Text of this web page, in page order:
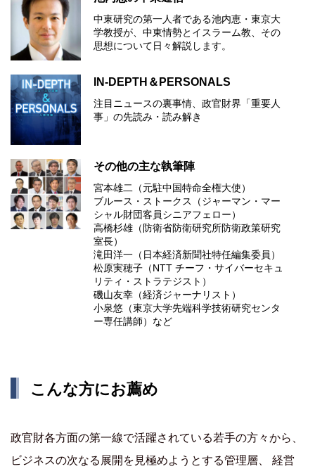
中東研究の第⼀⼈者である池内恵・東京⼤
学教授が、中東情勢とイスラーム教、その
思想について⽇々解説します。
IN-DEPTH＆PERSONALS
注目ニュースの裏事情、政官財界「重要人
事」の先読み・読み解き
その他の主な執筆陣
宮本雄二（元駐中国特命全権大使）
ブルース・ストークス（ジャーマン・マー
シャル財団客員シニアフェロー）
高橋杉雄（防衛省防衛研究所防衛政策研究
室長）
滝田洋一（日本経済新聞社特任編集委員）
松原実穂子（NTT チーフ・サイバーセキュ
リティ・ストラテジスト）
磯山友幸（経済ジャーナリスト）
小泉悠（東京大学先端科学技術研究センタ
ー専任講師）など
こんな方にお薦め
政官財各方面の第一線で活躍されている若手の方々から、
ビジネスの次なる展開を見極めようとする管理層、 経営